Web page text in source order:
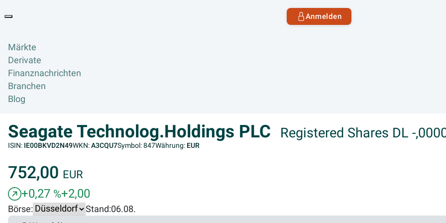
Anmelden
Märkte
Derivate
Finanznachrichten
Branchen
Blog
Seagate Technolog.Holdings PLC Registered Shares DL -
ISIN: IE00BKVD2N49WKN:A3CQU7Symbol: 847Währung: EUR
752,00 EUR
+0,27 %+2,00
Börse: Stand:06.08.